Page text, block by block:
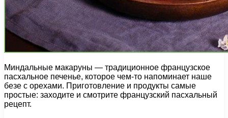
Миндальные макаруны — традиционное французское
пасхальное печенье, которое чем-то напоминает наше
безе с орехами. Приготовление и продукты самые
простые: заходите и смотрите французский пасхальный
рецепт.